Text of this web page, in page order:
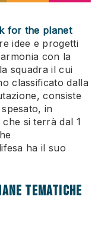
for the planet
idee e progetti
con la
squadra il cui
classificato dalla
consiste
in
che si terrà dal 1
ha il suo
TEMATICHE